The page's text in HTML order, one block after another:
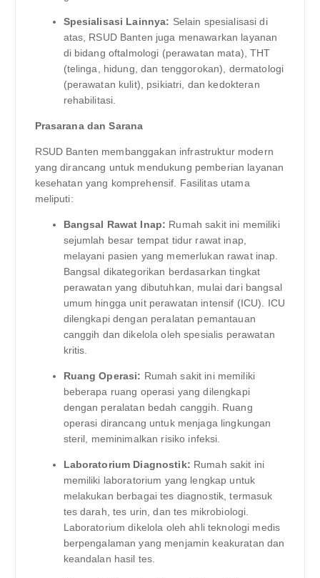
Spesialisasi Lainnya: Selain spesialisasi di
atas, RSUD Banten juga menawarkan layanan
di bidang oftalmologi (perawatan mata), THT
(telinga, hidung, dan tenggorokan), dermatologi
(perawatan kulit), psikiatri, dan kedokteran
rehabilitasi.
Prasarana dan Sarana
RSUD Banten membanggakan infrastruktur modern
yang dirancang untuk mendukung pemberian layanan
kesehatan yang komprehensif. Fasilitas utama
meliputi:
Bangsal Rawat Inap: Rumah sakit ini memiliki
sejumlah besar tempat tidur rawat inap,
melayani pasien yang memerlukan rawat inap.
Bangsal dikategorikan berdasarkan tingkat
perawatan yang dibutuhkan, mulai dari bangsal
umum hingga unit perawatan intensif (ICU). ICU
dilengkapi dengan peralatan pemantauan
canggih dan dikelola oleh spesialis perawatan
kritis.
Ruang Operasi: Rumah sakit ini memiliki
beberapa ruang operasi yang dilengkapi
dengan peralatan bedah canggih. Ruang
operasi dirancang untuk menjaga lingkungan
steril, meminimalkan risiko infeksi.
Laboratorium Diagnostik: Rumah sakit ini
memiliki laboratorium yang lengkap untuk
melakukan berbagai tes diagnostik, termasuk
tes darah, tes urin, dan tes mikrobiologi.
Laboratorium dikelola oleh ahli teknologi medis
berpengalaman yang menjamin keakuratan dan
keandalan hasil tes.